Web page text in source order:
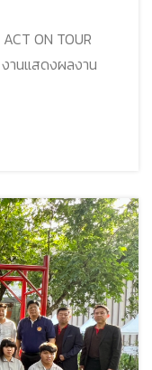
ON TOUR
านแสดงผลงาน